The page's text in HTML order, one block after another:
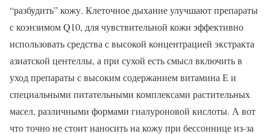
“разбудить” кожу. Клеточное дыхание улучшают препараты
с коэнзимом Q10, для чувствительной кожи эффективно
использовать средства с высокой концентрацией экстракта
азиатской центеллы, а при сухой есть смысл включить в
уход препараты с высоким содержанием витамина Е и
специальными питательными комплексами растительных
масел, различными формами гиалуроновой кислоты. А вот
что точно не стоит наносить на кожу при бессоннице из-за